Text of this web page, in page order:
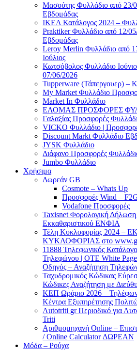
Μασούτης Φυλλάδιο από 23/
Εβδομάδας
ΙΚΕΑ Κατάλογος 2024 –
Praktiker Φυλλάδιο από 12/
Εβδομάδας
Leroy Merlin Φυλλάδιο από
Ιούλιος
Κωτσόβολος Φυλλάδιο
07/06/2026
Tupperware (Τάπεργουερ) –
My Market Φυλλάδιο
Market In Φυλλάδιο
ΕΛΟΜΑΣ ΠΡΟΣΦΟΡΕΣ
Γαλαξίας Προσφορές
VICKO Φυλλάδιο |
Discount Markt Φυλλάδιο
JYSK Φυλλάδιο
Διάφανο Προσφορές
Jumbo Φυλλάδιο
Χρήσιμα
Δωρεάν GB
Cosmote – Whats Up
Προσφορές Wind –
Vodafone Προσφορές
Taxisnet Φορολογική
Εκκαθαριστικού EΝΦΙΑ
Τέλη Kυκλοφορίας 2024
ΚΥΚΛΟΦΟΡΙΑΣ στο
11888 Τηλεφωνικός
Τηλεφώνου | OTE White
Οδηγός – Αναζήτηση
Ταχυδρομικός Κώδικας
Κώδικες Αναζήτηση με
ΚΕΠ Ωράριο 2026 –
Κέντρα Εξυπηρέτησης
Autotriti gr Περιοδικό για
Triti
Αριθμομηχανή Online –
/ Online Calculator ΔΩΡΕΑΝ
Μόδα – Ρούχα